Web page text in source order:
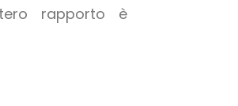
rapporto è